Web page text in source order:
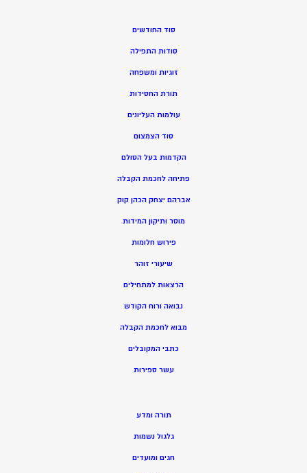
סוד החודשים
סודות התפילה
זוגיות ומשפחה
תורת החסידות
עולמות העליונים
סוד הצמצום
הקדמות בעל הסולם
פתיחה לחכמת הקבלה
אברהם יצחק הכהן קוק
מוסר ותיקון המידות
פירוש חלומות
שיעורי זוהר
הרצאות למתחילים
נבואה ורוח הקודש
מבוא לחכמת הקבלה
כתבי המקובלים
עשר ספירות
תורה ומדע
גלגול נשמות
חגים ומועדים